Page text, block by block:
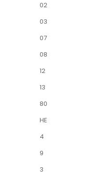
02
03
07
08
12
13
80
HE
4
9
3